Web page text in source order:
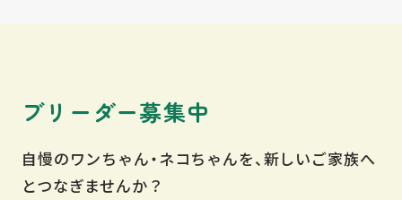
ブリーダー募集中
自慢のワンちゃん・ネコちゃんを、新しいご家族へ
とつなぎませんか？